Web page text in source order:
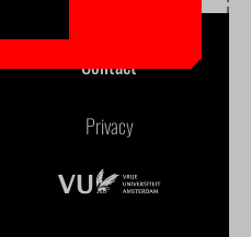
Contact
Privacy